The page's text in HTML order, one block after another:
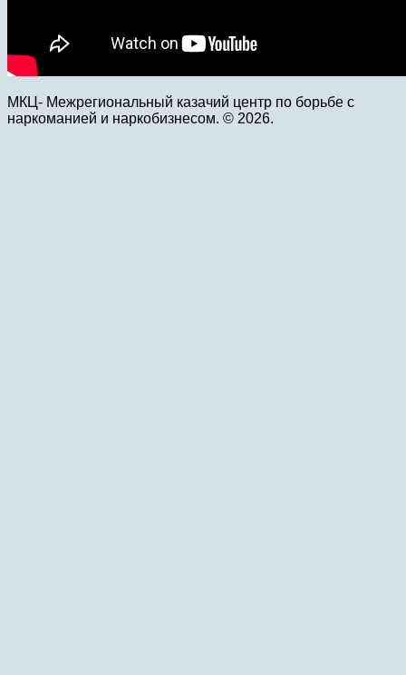
МКЦ- Межрегиональный казачий центр по борьбе с
наркоманией и наркобизнесом. © 2026.